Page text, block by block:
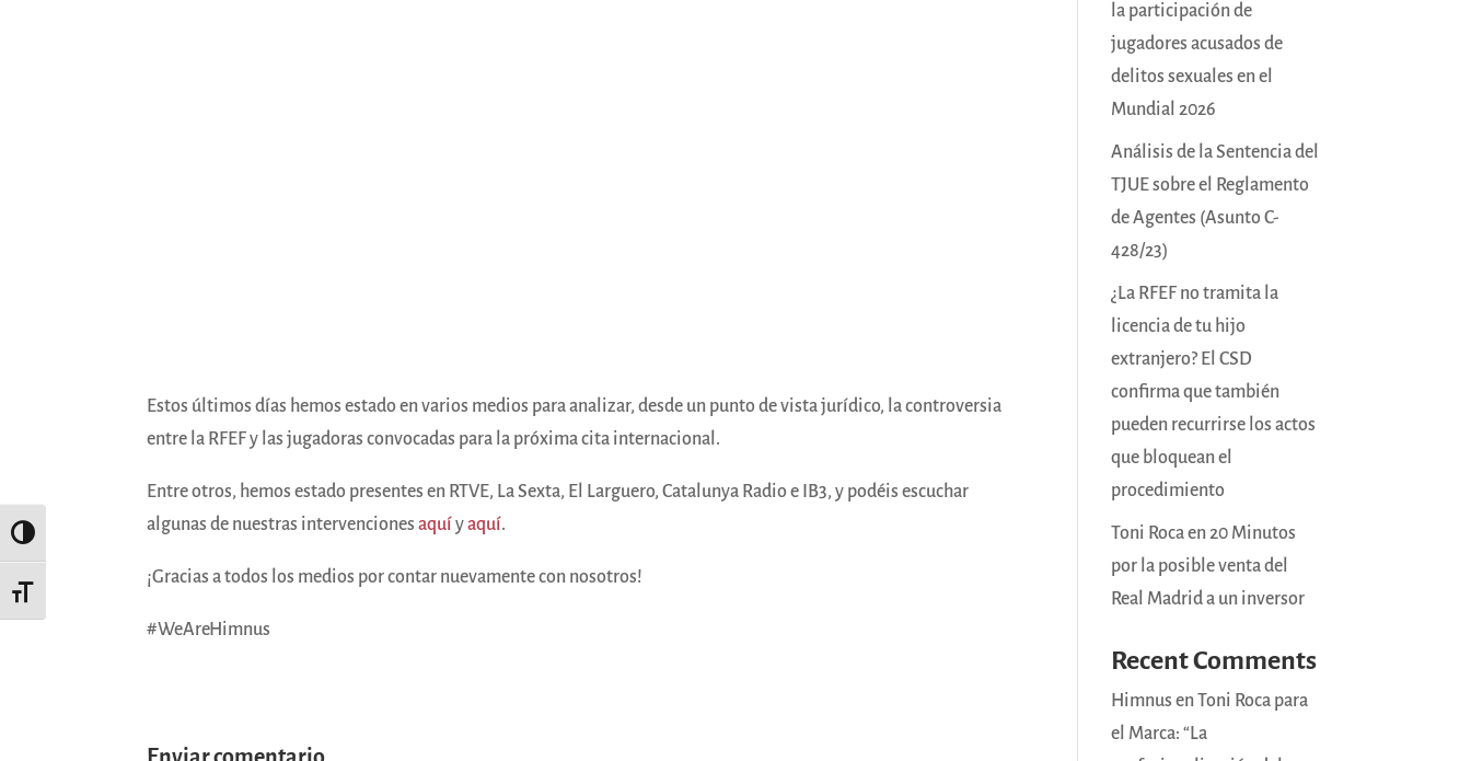
Alternar alto contraste
Alternar tamaño de letra
Estos últimos días hemos estado en varios medios para analizar, desde un punto de vista jurídico, la controversia
entre la RFEF y las jugadoras convocadas para la próxima cita internacional.
Entre otros, hemos estado presentes en RTVE, La Sexta, El Larguero, Catalunya Radio e IB3, y podéis escuchar
algunas de nuestras intervencionesaquíyaquí.
¡Gracias a todos los medios por contar nuevamente con nosotros!
#WeAreHimnus
la participación de
jugadores acusados de
delitos sexuales en el
Mundial 2026
Análisis de la Sentencia del
TJUE sobre el Reglamento
de Agentes (Asunto C-
428/23)
¿La RFEF no tramita la
licencia de tu hijo
extranjero? El CSD
confirma que también
pueden recurrirse los actos
que bloquean el
procedimiento
Toni Roca en 20 Minutos
por la posible venta del
Real Madrid a un inversor
Recent Comments
Himnus enToni Roca para
el Marca: “La